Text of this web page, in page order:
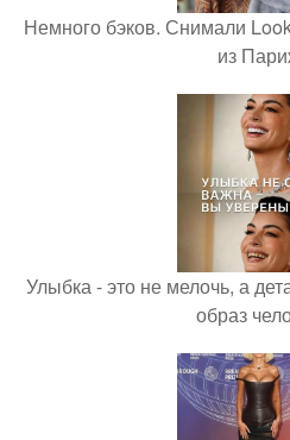
Немного бэков. Снимали
из
Улыбка - это не мелочь, а
образ